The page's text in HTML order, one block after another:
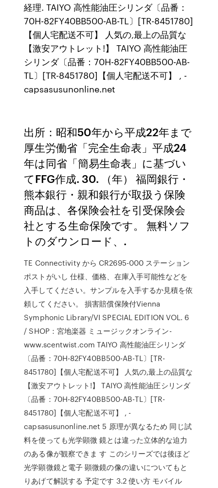
経理. TAIYO 高性能油圧シリンダ〔品番：
70H-82FY40BB500-AB-TL〕[TR-8451780]
【個人宅配送不可】 人気の,最上の品質な
【激安アウトレット!】 TAIYO 高性能油圧
シリンダ〔品番：70H-82FY40BB500-AB-
TL〕[TR-8451780]【個人宅配送不可】 , -
capsasusunonline.net
出所：昭和50年から平成22年まで
厚生労働省「完全生命表」平成24
年は同省「簡易生命表」に基づい
てFFG作成. 30. （年） 福岡銀行・
熊本銀行・親和銀行が取扱う保険
商品は、各保険会社を引受保険会
社とする生命保険です。 無料ソフ
トのダウンロード、.
TE Connectivity から CR2695-000 ステーション
ポストがいし 仕様、価格、在庫入手可能性などを
入手してください。サンプルを入手するか見積を依
頼してください。 損害賠償保険付Vienna
Symphonic Library/VI SPECIAL EDITION VOL. 6
/ SHOP：宮地楽器 ミュージックオンライン-
www.scentwist.com TAIYO 高性能油圧シリンダ
〔品番：70H-82FY40BB500-AB-TL〕[TR-
8451780]【個人宅配送不可】 人気の,最上の品質な
【激安アウトレット!】 TAIYO 高性能油圧シリンダ
〔品番：70H-82FY40BB500-AB-TL〕[TR-
8451780]【個人宅配送不可】 , -
capsasusunonline.net 5 原理が異なるため 同じ試
料を使っても光学顕微 鏡とは違った立体的な迫力
のある像が観察できま す このシリーズでは後ほど
光学顕微鏡と電子 顕微鏡の像の違いについてもと
りあげて解説する 予定です 3.2 使い方 モバイル